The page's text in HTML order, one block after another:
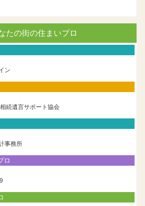
たの街の住まいプロ
ン
続遺言サポート協会
事務所
ロ